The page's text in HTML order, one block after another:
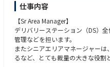
【キャリアパス】
長期的に海外で就業することが
ポジションです。
仕事内容
【Sr Area Manager】
デリバリーステーション（DS）
管理などを担います。
またシニアエリアマネージャー
るなど、とても裁量の大きな役割